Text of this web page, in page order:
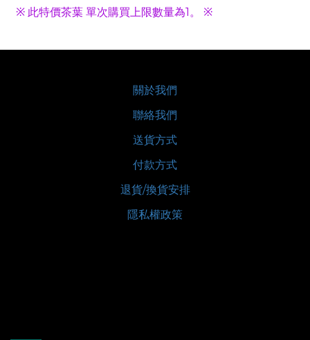
※ 此特價茶葉 單次購買上限數量為1。 ※
關於我們
聯絡我們
送貨方式
付款方式
退貨/換貨安排
隱私權政策